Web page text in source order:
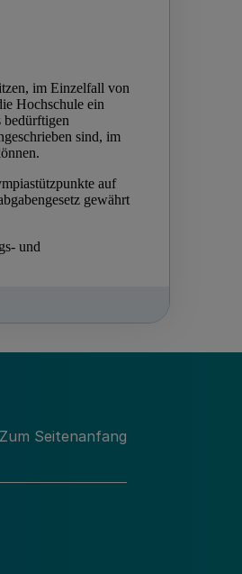
Zum Seitenanfang